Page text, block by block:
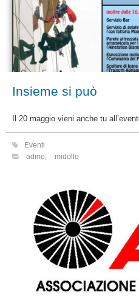
Insieme si può
Il 20 maggio vieni anche tu
Eventi
admo
midollo